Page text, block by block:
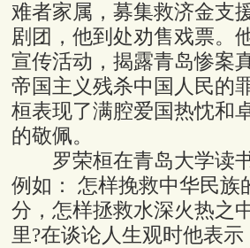
难者家属，募集救济金支
剧团，他到处劝售戏票。
宣传活动，揭露青岛惨案
帝国主义残杀中国人民的
桓表现了满腔爱国热忱和
的敬佩。
罗荣桓在青岛大学读书
例如： 怎样挽救中华民族
分，怎样拯救水深火热之
里?在谈论人生观时他表